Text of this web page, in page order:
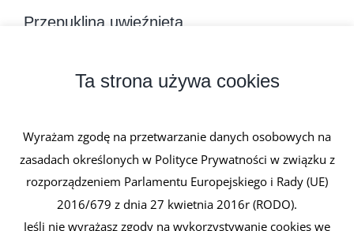
Przepuklina uwięźnięta
Przepuklina uwięźnięta to rodzaj przepukliny, w
Czytaj dalej
Ta strona używa cookies
Wyrażam zgodę na przetwarzanie danych osobowych na
zasadach określonych w Polityce Prywatności w związku z
rozporządzeniem Parlamentu Europejskiego i Rady (UE)
2016/679 z dnia 27 kwietnia 2016r (RODO).
Jeśli nie wyrażasz zgody na wykorzystywanie cookies we